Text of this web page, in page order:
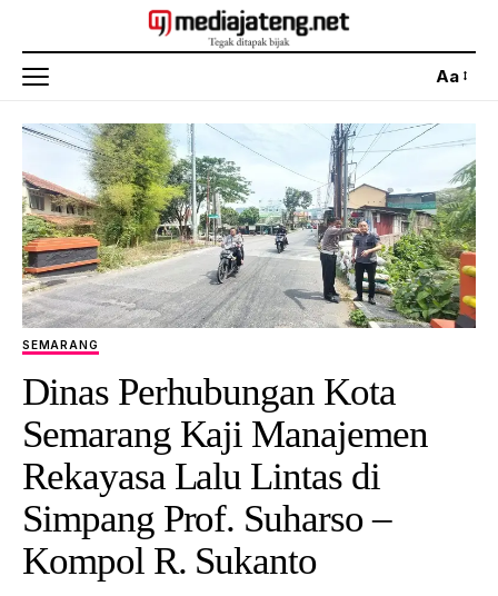
Aa
SEMARANG
Dinas Perhubungan Kota
Semarang Kaji Manajemen
Rekayasa Lalu Lintas di
Simpang Prof. Suharso –
Kompol R. Sukanto